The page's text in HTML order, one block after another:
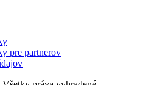
pre partnerov